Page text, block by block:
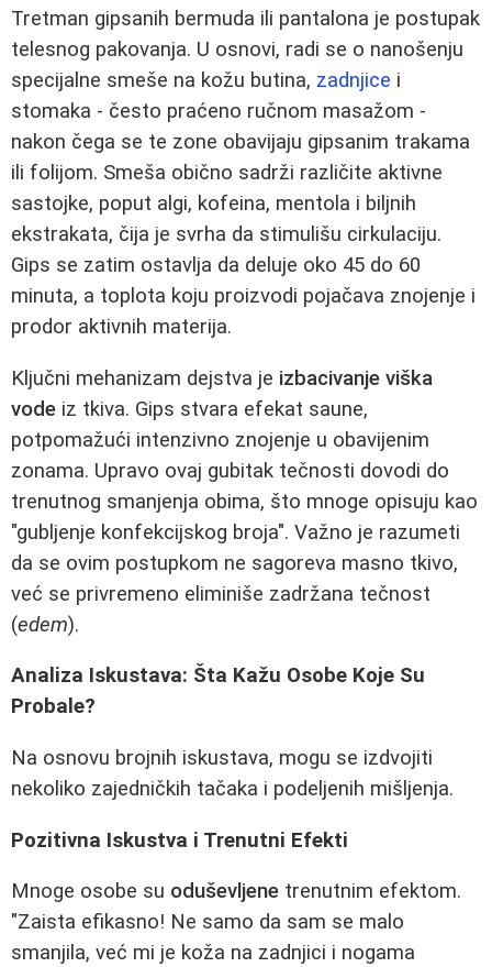
Tretman gipsanih bermuda ili pantalona je postupak
telesnog pakovanja. U osnovi, radi se o nanošenju
specijalne smeše na kožu butina, zadnjice i
stomaka - često praćeno ručnom masažom -
nakon čega se te zone obavijaju gipsanim trakama
ili folijom. Smeša obično sadrži različite aktivne
sastojke, poput algi, kofeina, mentola i biljnih
ekstrakata, čija je svrha da stimulišu cirkulaciju.
Gips se zatim ostavlja da deluje oko 45 do 60
minuta, a toplota koju proizvodi pojačava znojenje i
prodor aktivnih materija.
Ključni mehanizam dejstva je izbacivanje viška
vode iz tkiva. Gips stvara efekat saune,
potpomažući intenzivno znojenje u obavijenim
zonama. Upravo ovaj gubitak tečnosti dovodi do
trenutnog smanjenja obima, što mnoge opisuju kao
"gubljenje konfekcijskog broja". Važno je razumeti
da se ovim postupkom ne sagoreva masno tkivo,
već se privremeno eliminiše zadržana tečnost
(edem).
Analiza Iskustava: Šta Kažu Osobe Koje Su
Probale?
Na osnovu brojnih iskustava, mogu se izdvojiti
nekoliko zajedničkih tačaka i podeljenih mišljenja.
Pozitivna Iskustva i Trenutni Efekti
Mnoge osobe su oduševljene trenutnim efektom.
"Zaista efikasno! Ne samo da sam se malo
smanjila, već mi je koža na zadnjici i nogama